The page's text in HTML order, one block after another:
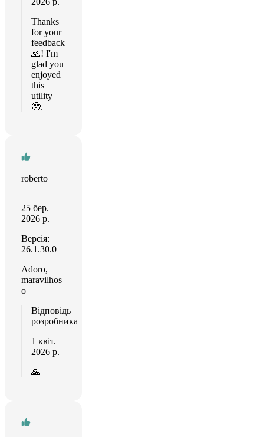
Thanks
for your
feedback
🙏! I'm
glad you
enjoyed
this
utility
🥹.
roberto
25 бер.
2026 р.
Версія:
26.1.30.0
Adoro,
maravilhos
o
Відповідь
розробника
1 квіт.
2026 р.
🙏